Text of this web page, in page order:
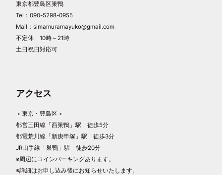
東京都豊島区巣鴨
Tel：090-5298-0955
Mail：simamuramayuko@gmail.com
不定休 10時～21時
土日祝日対応可
アクセス
＜東京・豊島区＞
都営三田線「西巣鴨」駅 徒歩5分
都電荒川線「新庚申塚」駅 徒歩3分
JR山手線「巣鴨」駅 徒歩20分
※周辺にコインパーキングあります。
※詳細はお申し込み後にお知らせいたします。